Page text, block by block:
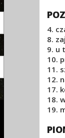
4.
8.
9. u
10.
11.
12.
17.
18.
19.